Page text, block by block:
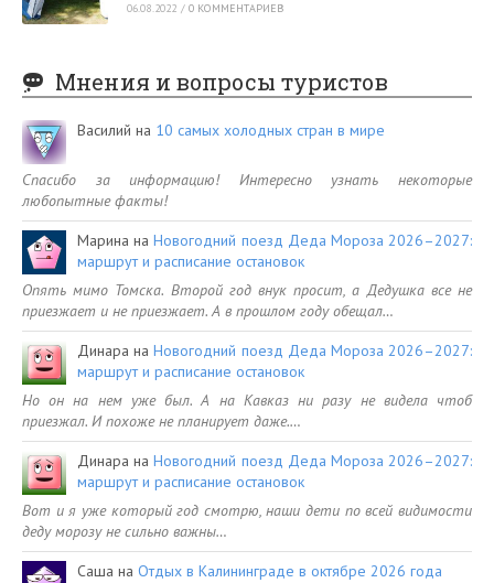
06.08.2022 / 0 КОММЕНТАРИЕВ
Мнения и вопросы туристов
Василий на 10 самых холодных стран в мире
Спасибо за информацию! Интересно узнать некоторые
любопытные факты!
Марина наНовогодний поезд Деда Мороза 2026–2027:
маршрут и расписание остановок
Опять мимо Томска. Второй год внук просит, а Дедушка все не
приезжает и не приезжает. А в прошлом году обещал…
Динара наНовогодний поезд Деда Мороза 2026–2027:
маршрут и расписание остановок
Но он на нем уже был. А на Кавказ ни разу не видела чтоб
приезжал. И похоже не планирует даже.…
Динара наНовогодний поезд Деда Мороза 2026–2027:
маршрут и расписание остановок
Вот и я уже который год смотрю, наши дети по всей видимости
деду морозу не сильно важны…
Саша на Отдых в Калининграде в октябре 2026 года